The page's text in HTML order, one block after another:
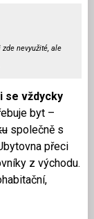
nevyužité, ale
se vždycky
byt –
společně s
přeci
z východu.